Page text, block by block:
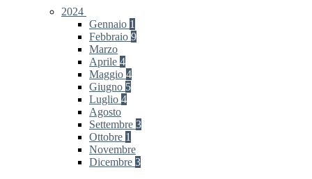
2024
Gennaio 1
Febbraio 9
Marzo
Aprile 4
Maggio 4
Giugno 5
Luglio 4
Agosto
Settembre 3
Ottobre 1
Novembre
Dicembre 3